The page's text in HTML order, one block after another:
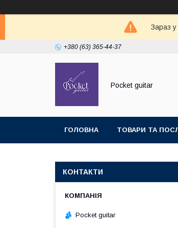
Зараз
+380 (63) 365-44-37
Pocket guitar
ГОЛОВНА ТОВАРИ ТА
КОНТАКТИ
Pocket guitar